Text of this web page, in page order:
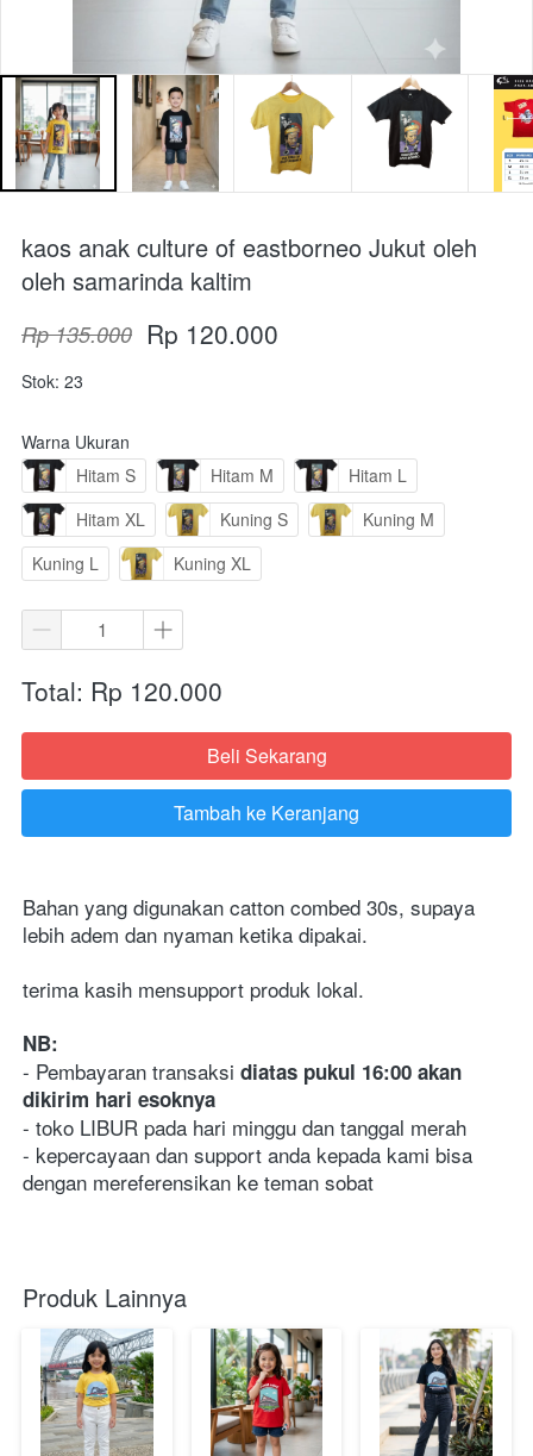
kaos anak culture of eastborneo Jukut oleh
oleh samarinda kaltim
Rp 135.000 Rp 120.000
Stok: 23
Warna Ukuran
Hitam S
Hitam M
Hitam L
Hitam XL
Kuning S
Kuning M
Kuning L
Kuning XL
Total: Rp 120.000
`Beli Sekarang
`
Tambah ke Keranjang
Bahan yang digunakan catton combed 30s, supaya
lebih adem dan nyaman ketika dipakai.
terima kasih mensupport produk lokal.
NB:
- Pembayaran transaksi diatas pukul 16:00 akan
dikirim hari esoknya
- toko LIBUR pada hari minggu dan tanggal merah
- kepercayaan dan support anda kepada kami bisa
dengan mereferensikan ke teman sobat
Produk Lainnya